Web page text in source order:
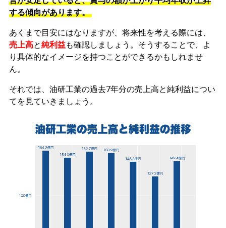
する傾向があります。
あくまで目安にはなりますが、将来性を考える際には、
売上高と純利益も確認しましょう。そうすることで、よ
り具体的なイメージを持つことができるかもしれませ
ん。
それでは、油研工業の過去7年分の売上高と純利益につい
てを見ていきましょう。